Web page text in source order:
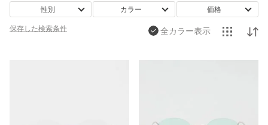
性別 カラー 価格
保存した検索条件 全カラー表示